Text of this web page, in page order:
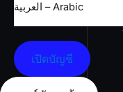
العربية – Arabic
เปิดบัญชี